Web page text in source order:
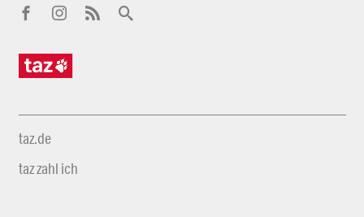
taz.de
taz zahl ich